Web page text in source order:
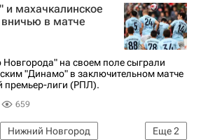
России по футболу)
махачкалинское
в матче
на своем поле сыграли
"Динамо" в заключительном матче
премьер-лиги (РПЛ).
659
Еще2
Нижний Новгород